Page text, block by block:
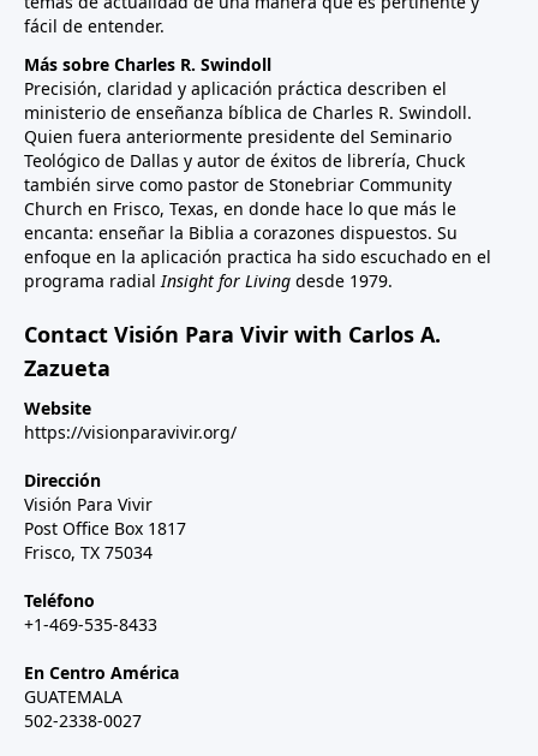
fácil de entender.
Más sobre Charles R. Swindoll
Precisión, claridad y aplicación práctica describen el
ministerio de enseñanza bíblica de Charles R. Swindoll.
Quien fuera anteriormente presidente del Seminario
Teológico de Dallas y autor de éxitos de librería, Chuck
también sirve como pastor de Stonebriar Community
Church en Frisco, Texas, en donde hace lo que más le
encanta: enseñar la Biblia a corazones dispuestos. Su
enfoque en la aplicación practica ha sido escuchado en el
programa radialInsight for Living desde 1979.
Contact Visión Para Vivir with Carlos A.
Zazueta
Website
https://visionparavivir.org/
Dirección
Visión Para Vivir
Post Office Box 1817
Frisco, TX 75034
Teléfono
+1-469-535-8433
En Centro América
GUATEMALA
502-2338-0027